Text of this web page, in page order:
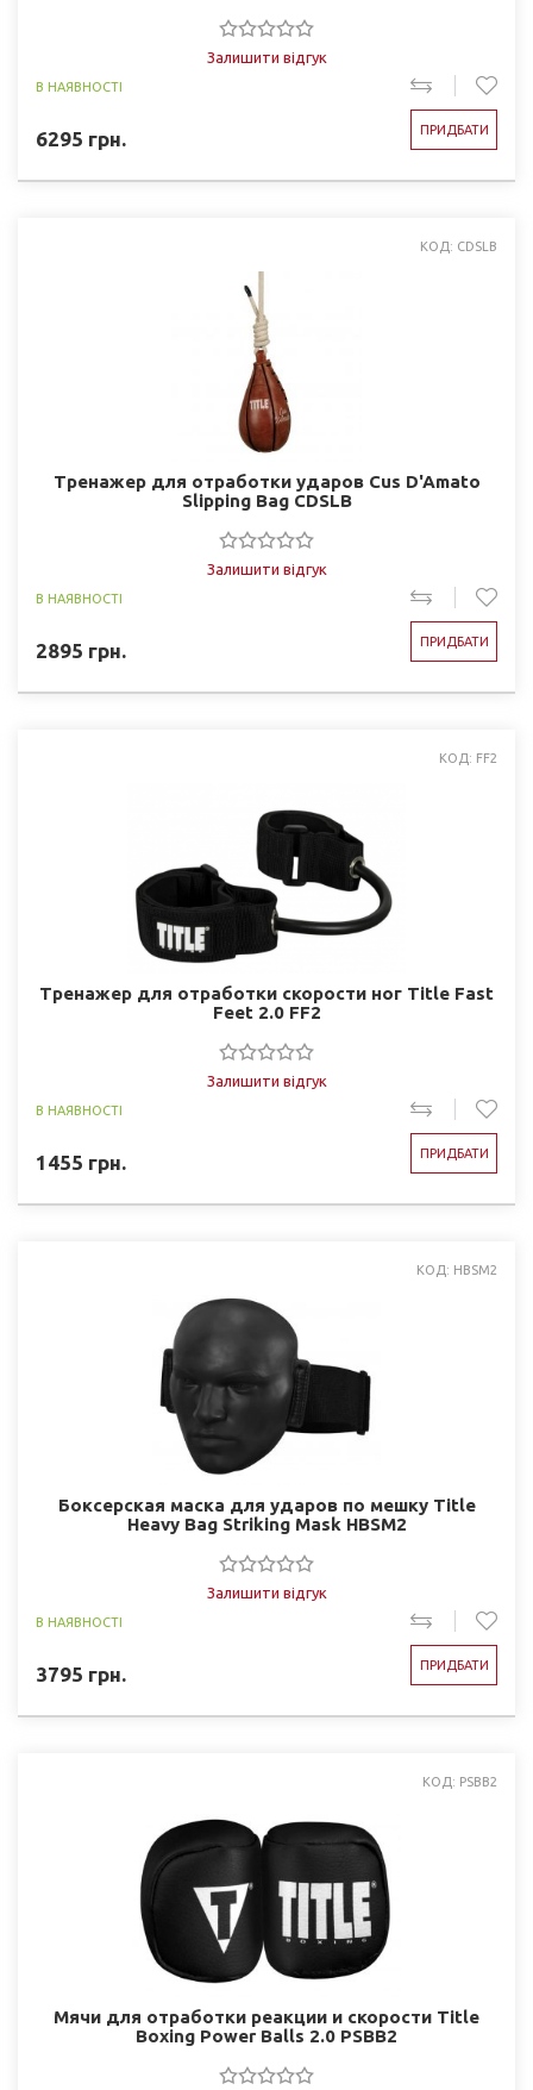
Залишити відгук
В НАЯВНОСТІ
6295 грн. ПРИДБАТИ
КОД: CDSLB
Тренажер для отработки ударов Cus D'Amato
Slipping Bag CDSLB
Залишити відгук
В НАЯВНОСТІ
2895 грн. ПРИДБАТИ
КОД: FF2
Тренажер для отработки скорости ног Title Fast
Feet 2.0 FF2
Залишити відгук
В НАЯВНОСТІ
1455 грн. ПРИДБАТИ
КОД: HBSM2
Боксерская маска для ударов по мешку Title
Heavy Bag Striking Mask HBSM2
Залишити відгук
В НАЯВНОСТІ
3795 грн. ПРИДБАТИ
КОД: PSBB2
Мячи для отработки реакции и скорости Title
Boxing Power Balls 2.0 PSBB2